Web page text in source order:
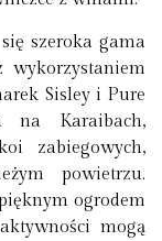
szeroka gama
Sisley i Pure
na Karaibach,
zabiegowych,
powietrzu.
ogrodem
mogą